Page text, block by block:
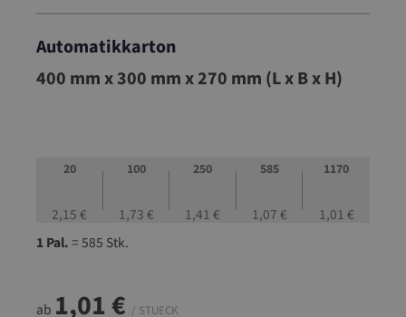
Automatikkarton
01.L
400 mm x 300 mm x 270 mm (L x B x H)
20
2,15 €
100
1,73 €
250
1,41 €
585
1,07 €
1170
1,01 €
1 Pal.= 585 Stk.
ab 1,01 € / STUECK